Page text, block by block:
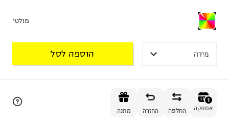
מולטי
מידה הוספה לסל
1
אספקה החלפה החזרה מתנה